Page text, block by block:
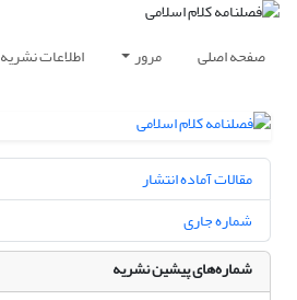
صفحه اصلی مرور اطلاعات نشریه
مقالات آماده انتشار
شماره جاری
شماره‌های پیشین نشریه